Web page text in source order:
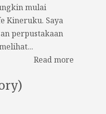
mulai
Kineruku. Saya
perpustakaan
Read more